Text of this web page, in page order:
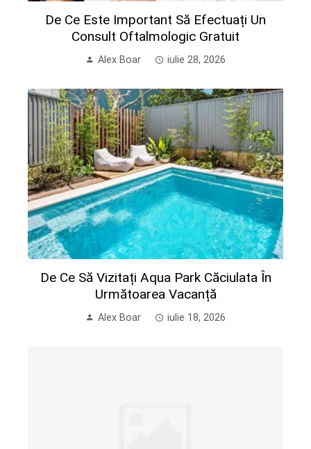
De Ce Este Important Să Efectuați Un
Consult Oftalmologic Gratuit
Alex Boar iulie 28, 2026
De Ce Să Vizitați Aqua Park Căciulata În
Următoarea Vacanță
Alex Boar iulie 18, 2026